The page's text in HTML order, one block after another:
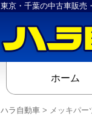
東京・千葉の中古車販売
ホーム
ハラ自動車 > メッキパー